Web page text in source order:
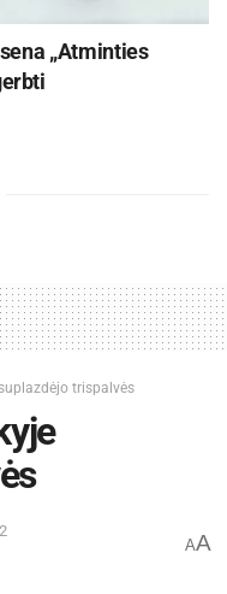
„Atminties
trispalvės
AA